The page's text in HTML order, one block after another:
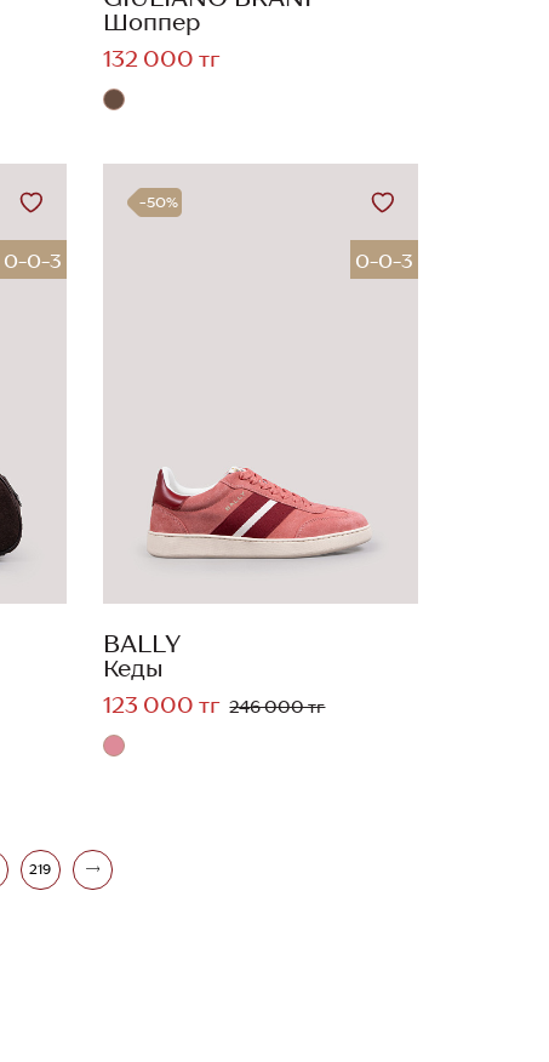
Шоппер
132 000 тг
0-0-3
-50%
0-0-3
BALLY
Кеды
123 000 тг 246 000 тг
219